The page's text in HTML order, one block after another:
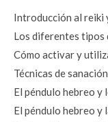
Introducción al reiki
Los diferentes tipos
Cómo activar y
Técnicas de
El péndulo hebreo y
El péndulo hebreo y